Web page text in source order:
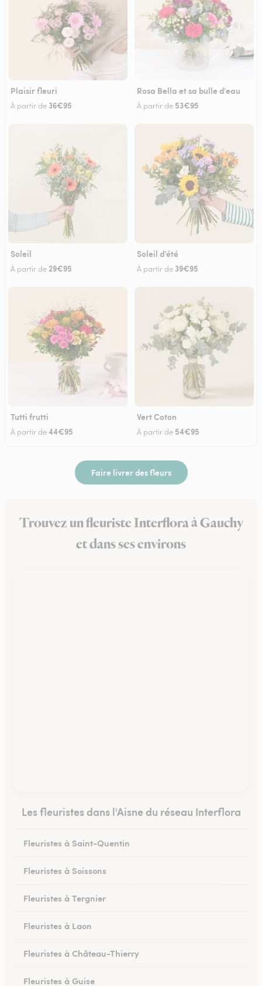
Plaisir fleuri
À partir de 36€95
Rosa Bella et sa bulle d'eau
À partir de 53€95
Soleil
À partir de29€95
Soleil d'été
À partir de 39€95
Tutti frutti
À partir de44€95
Vert Coton
À partir de 54€95
Faire livrer des fleurs
Trouvez un fleuriste Interflora à Gauchy
et dans ses environs
Les fleuristes dans l'Aisne du réseau Interflora
Fleuristes à Saint-Quentin
Fleuristes à Soissons
Fleuristes à Tergnier
Fleuristes à Laon
Fleuristes à Château-Thierry
Fleuristes à Guise